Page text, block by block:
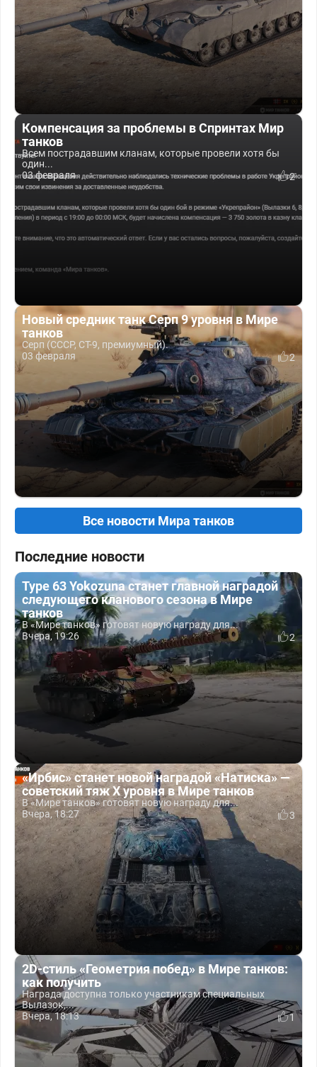
Компенсация за проблемы в Спринтах Мир
танков
Всем пострадавшим кланам, которые провели хотя бы
один...
03 февраля
2
Новый средник танк Серп 9 уровня в Мире
танков
Серп (СССР, СТ-9, премиумный).
03 февраля
2
Все новости Мира танков
Последние новости
Type 63 Yokozuna станет главной наградой
следующего кланового сезона в Мире
танков
В «Мире танков» готовят новую награду для...
Вчера, 19:26
2
«Ирбис» станет новой наградой «Натиска» —
советский тяж X уровня в Мире танков
В «Мире танков» готовят новую награду для...
Вчера, 18:27
3
2D-стиль «Геометрия побед» в Мире танков:
как получить
Награда доступна только участникам специальных
Вылазок,...
Вчера, 18:13
1